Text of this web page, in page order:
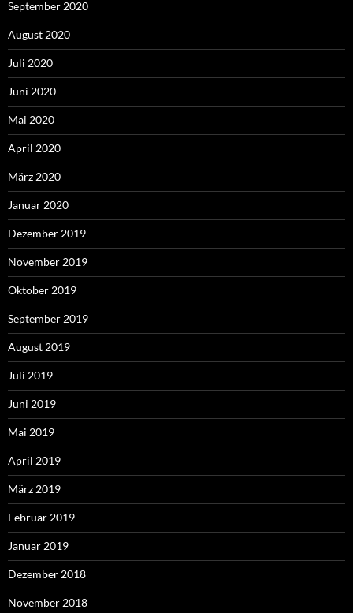
September 2020
August 2020
Juli 2020
Juni 2020
Mai 2020
April 2020
März 2020
Januar 2020
Dezember 2019
November 2019
Oktober 2019
September 2019
August 2019
Juli 2019
Juni 2019
Mai 2019
April 2019
März 2019
Februar 2019
Januar 2019
Dezember 2018
November 2018